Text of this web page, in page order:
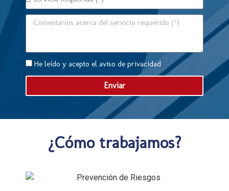
He leído y acepto el aviso de privacidad
Enviar
¿Cómo trabajamos?